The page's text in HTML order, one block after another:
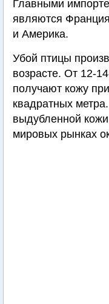
Главными
являются
и Америка.
Убой птицы
возрасте. От 12-
получают кожу
квадратных
выдубленной кожи
мировых рынках